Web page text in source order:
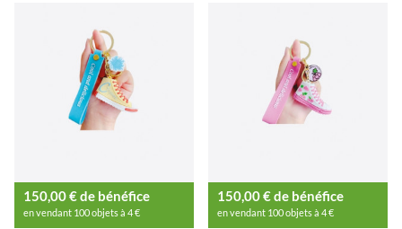
150,00 € de bénéfice
en vendant 100 objets à 4 €
150,00 € de bénéfice
en vendant 100 objets à 4 €